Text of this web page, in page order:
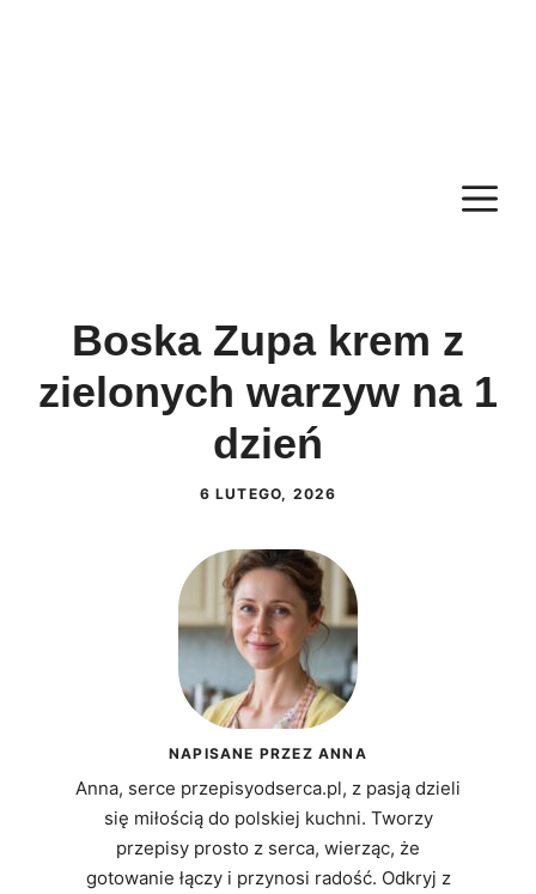
Boska Zupa krem z
zielonych warzyw na 1
dzień
6 LUTEGO, 2026
NAPISANE PRZEZ ANNA
Anna, serce przepisyodserca.pl, z pasją dzieli
się miłością do polskiej kuchni. Tworzy
przepisy prosto z serca, wierząc, że
gotowanie łączy i przynosi radość. Odkryj z